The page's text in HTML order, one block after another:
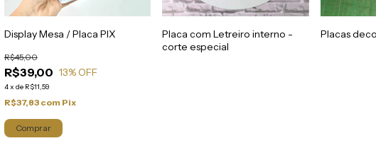
Display Mesa / Placa PIX
R$39,00
R$45,00
13% OFF
4x de R$11,59
R$37,83 com Pix
Comprar
Placa com Letreiro interno -
corte especial
Placas